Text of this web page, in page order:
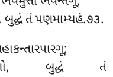
બુદ્ધં તં પણમામ્યહં.૭૩.
બુદ્ધં તં